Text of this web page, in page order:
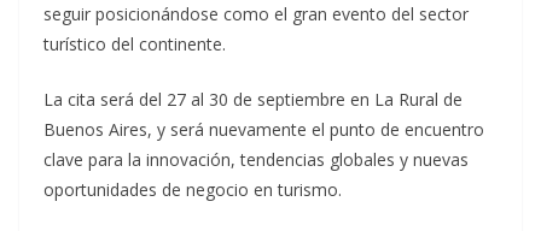
seguir posicionándose como el gran evento del sector
turístico del continente.
La cita será del 27 al 30 de septiembre en La Rural de
Buenos Aires, y será nuevamente el punto de encuentro
clave para la innovación, tendencias globales y nuevas
oportunidades de negocio en turismo.